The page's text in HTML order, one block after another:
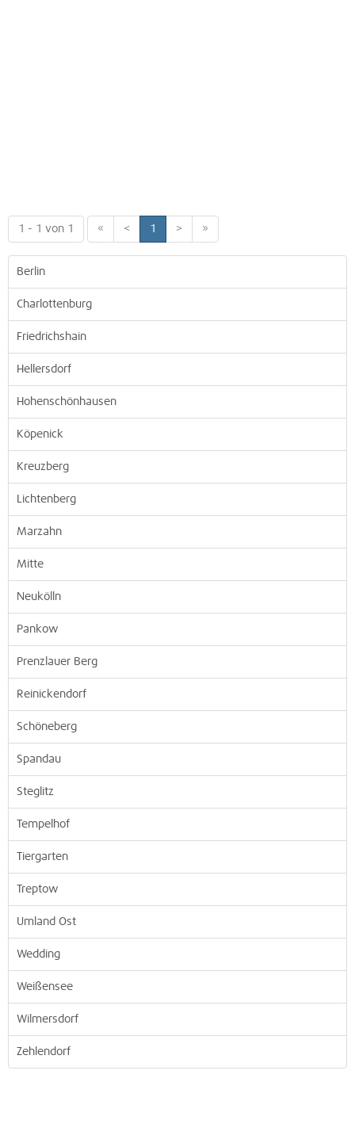
1 - 1 von 1 « < 1 > »
Berlin
Charlottenburg
Friedrichshain
Hellersdorf
Hohenschönhausen
Köpenick
Kreuzberg
Lichtenberg
Marzahn
Mitte
Neukölln
Pankow
Prenzlauer Berg
Reinickendorf
Schöneberg
Spandau
Steglitz
Tempelhof
Tiergarten
Treptow
Umland Ost
Wedding
Weißensee
Wilmersdorf
Zehlendorf